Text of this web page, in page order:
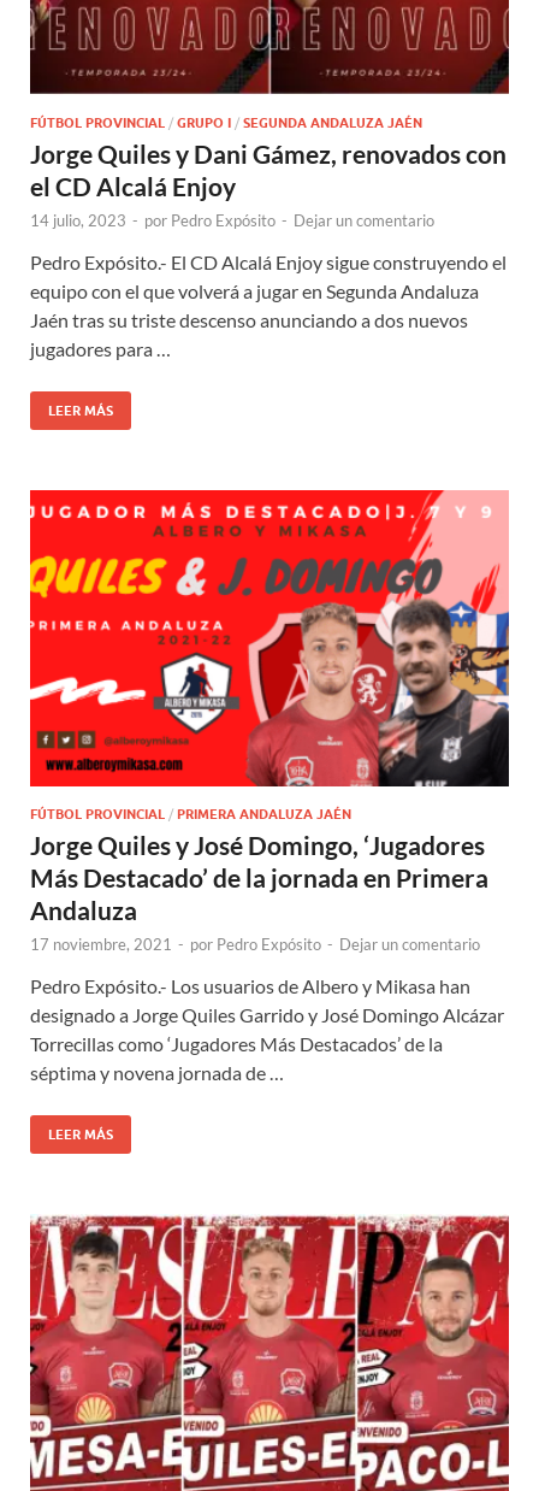
FÚTBOL PROVINCIAL / GRUPO I / SEGUNDA ANDALUZA JAÉN
Jorge Quiles y Dani Gámez, renovados con
el CD Alcalá Enjoy
14 julio, 2023 - por Pedro Expósito - Dejar un comentario
Pedro Expósito.- El CD Alcalá Enjoy sigue construyendo el
equipo con el que volverá a jugar en Segunda Andaluza
Jaén tras su triste descenso anunciando a dos nuevos
jugadores para …
LEER MÁS
FÚTBOL PROVINCIAL / PRIMERA ANDALUZA JAÉN
Jorge Quiles y José Domingo, ‘Jugadores
Más Destacado’ de la jornada en Primera
Andaluza
17 noviembre, 2021 - por Pedro Expósito - Dejar un comentario
Pedro Expósito.- Los usuarios de Albero y Mikasa han
designado a Jorge Quiles Garrido y José Domingo Alcázar
Torrecillas como ‘Jugadores Más Destacados’ de la
séptima y novena jornada de …
LEER MÁS